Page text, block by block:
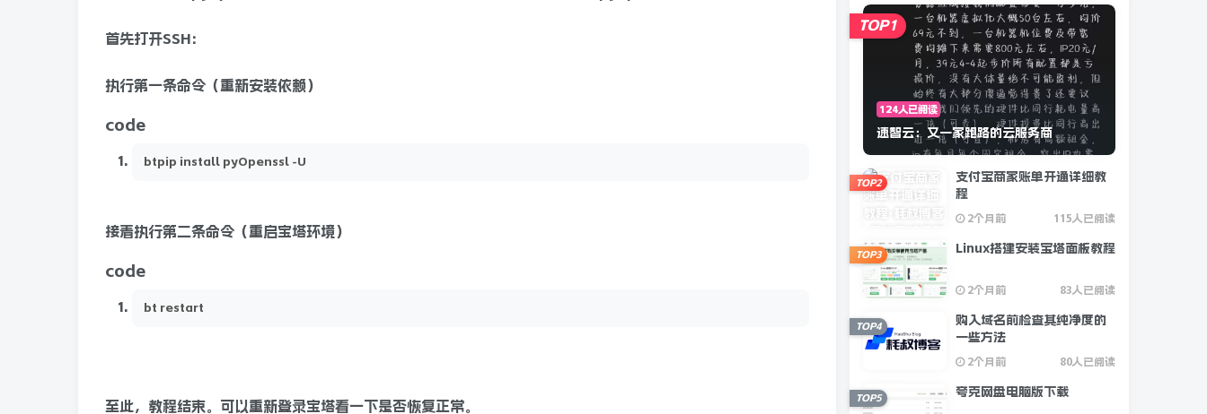
首先打开SSH：
执行第一条命令（重新安装依赖）
code
btpip install pyOpenssl -U
接着执行第二条命令（重启宝塔环境）
code
bt restart
至此，教程结束。可以重新登录宝塔看一下是否恢复正常。
124人已阅读
速智云：又一家跑路的云服务商
TOP1
支付宝商家账单开通详细教
程
2个月前 115人已阅读
TOP2
Linux搭建安装宝塔面板教程
2个月前 83人已阅读
TOP3
购入域名前检查其纯净度的
一些方法
2个月前 80人已阅读
TOP4
夸克网盘电脑版下载
TOP5